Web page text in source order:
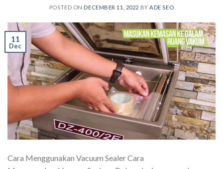
POSTED ON DECEMBER 11, 2022 BYADE SEO
11
Dec
Cara Menggunakan Vacuum Sealer Cara